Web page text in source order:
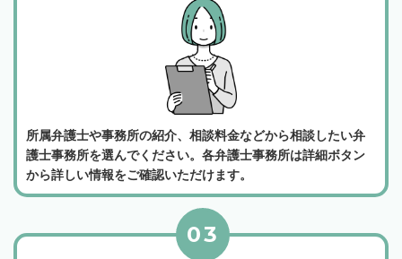
所属弁護士や事務所の紹介、相談料金などから相談したい弁
護士事務所を選んでください。各弁護士事務所は詳細ボタン
から詳しい情報をご確認いただけます。
03